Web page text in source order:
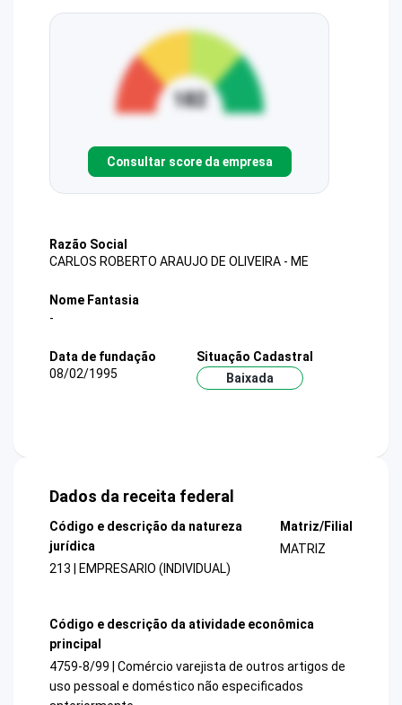
Consultar score da empresa
Razão Social
CARLOS ROBERTO ARAUJO DE OLIVEIRA - ME
Nome Fantasia
-
Data de fundação
08/02/1995
Situação Cadastral
Baixada
Dados da receita federal
Código e descrição da natureza
jurídica
213 | EMPRESARIO (INDIVIDUAL)
Matriz/Filial
MATRIZ
Código e descrição da atividade econômica
principal
4759-8/99 | Comércio varejista de outros artigos de
uso pessoal e doméstico não especificados